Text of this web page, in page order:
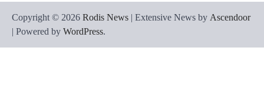
Copyright © 2026 Rodis News | Extensive News by Ascendoor
| Powered by WordPress.